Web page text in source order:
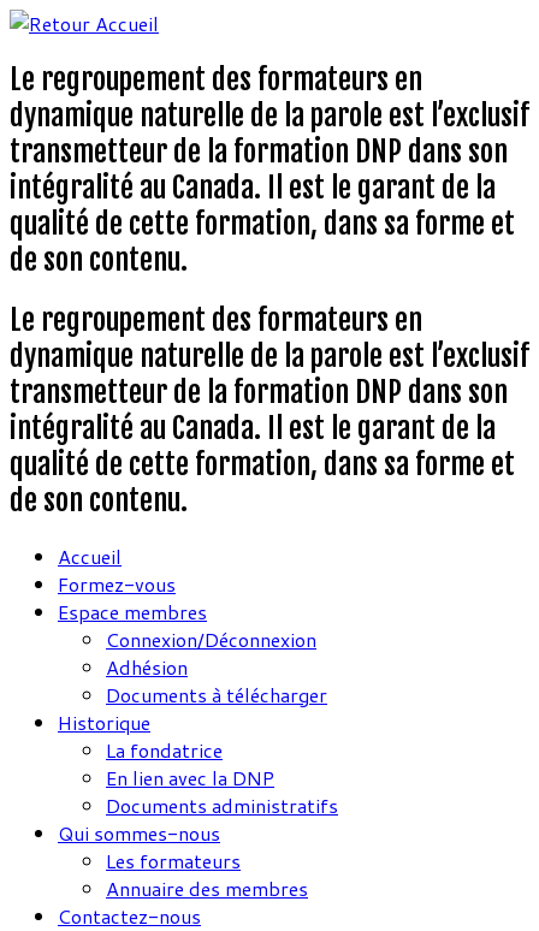
Aller
contenu
Le regroupement des formateurs en
dynamique naturelle de la parole est l’exclusif
transmetteur de la formation DNP dans son
intégralité au Canada. Il est le garant de la
qualité de cette formation, dans sa forme et
de son contenu.
Le regroupement des formateurs en
dynamique naturelle de la parole est l’exclusif
transmetteur de la formation DNP dans son
intégralité au Canada. Il est le garant de la
qualité de cette formation, dans sa forme et
de son contenu.
Accueil
Formez-vous
Espace membres
Connexion/Déconnexion
Adhésion
Documents à télécharger
Historique
La fondatrice
En lien avec la DNP
Documents administratifs
Qui sommes-nous
Les formateurs
Annuaire des membres
Contactez-nous